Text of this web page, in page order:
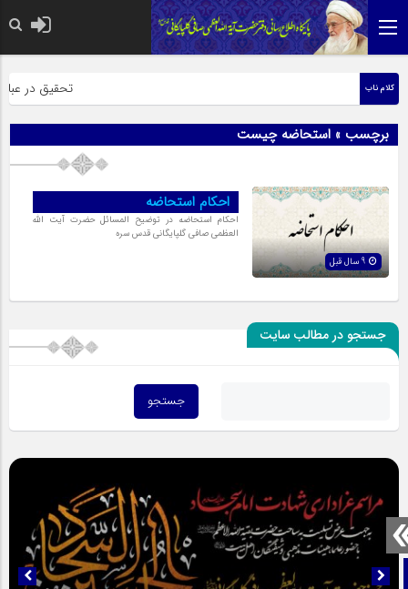
صفحه نخست
کلام ناب تحقیق در
برچسب » استحاضه چیست
احکام استحاضه
احکام استحاضه در توضیح المسائل حضرت آیت الله
العظمی صافی گلپایگانی قدس سره
جستجو در مطالب سایت